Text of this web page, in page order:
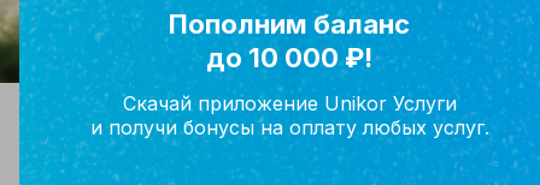
Купить дом в Стерлитамаке
На нашем сайте представлен широкий выбор
домов в Стерлитамаке и других городах и
Скачай приложение Unikor Услуги
и получи бонусы на оплату любых услуг.
Скачать приложение